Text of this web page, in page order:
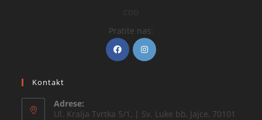
Pratite nas:
Kontakt
Adrese:
Ul. Kralja Tvrtka 5/1, | Sv. Luke bb, Jajce, 70101